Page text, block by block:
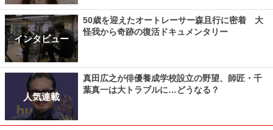
インタビュー
50歳を迎えたオートレーサー森且行に密着 大
怪我から奇跡の復活ドキュメンタリー
人気連載
真田広之が俳優養成学校設立の野望、師匠・千
葉真一は大トラブルに…どうなる？